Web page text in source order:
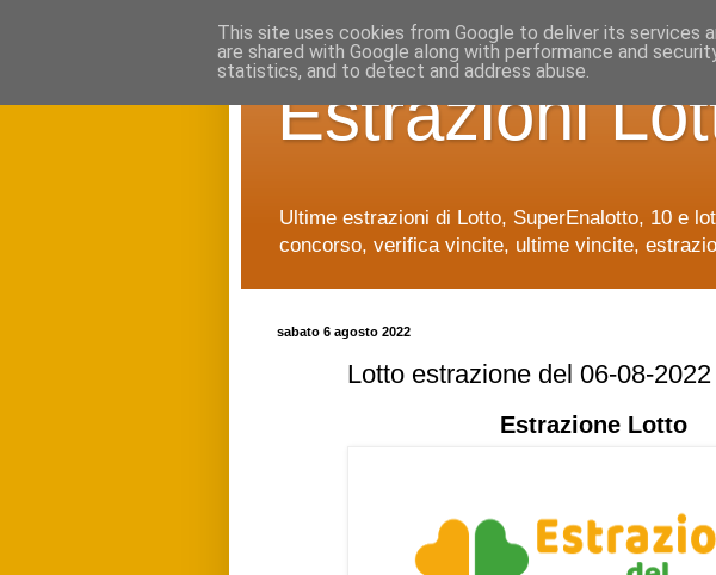
Estrazioni
Ultime estrazioni di Lotto, SuperEnalotto, 10 e
concorso, verifica vincite, ultime vincite,
sabato 6 agosto 2022
Lotto estrazione del 06-08-
Estrazione Lotto
This site uses cookies from Google to deliver its services
are shared with Google along with performance and
statistics, and to detect and address abuse.